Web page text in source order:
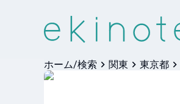
ホーム/検索 関東 東京都